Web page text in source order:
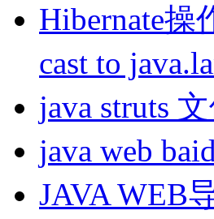
Hibernate操
cast to
java struts
java web
JAVA WEB